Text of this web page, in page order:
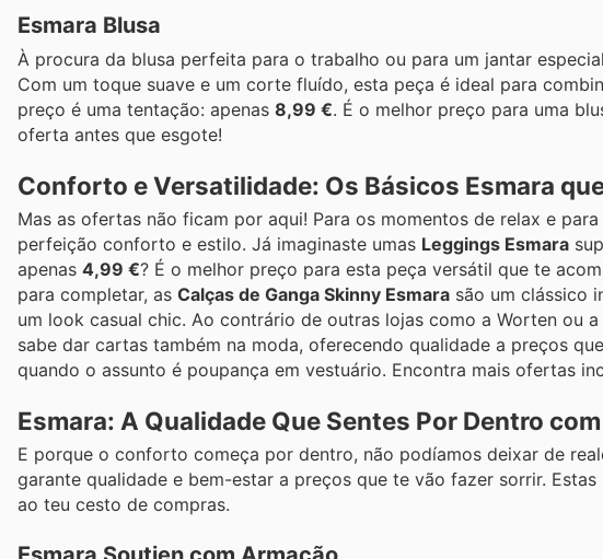
Esmara Blusa
À procura da blusa perfeita para o trabalho ou para um jantar
Com um toque suave e um corte fluído, esta peça é ideal para
preço é uma tentação: apenas 8,99 €. É o melhor preço para uma
oferta antes que esgote!
Conforto e Versatilidade: Os Básicos Esmara
Mas as ofertas não ficam por aqui! Para os momentos de relax e
perfeição conforto e estilo. Já imaginaste umas Leggings Esmara
apenas 4,99 €? É o melhor preço para esta peça versátil que te
para completar, as Calças de Ganga Skinny Esmara são um clássico
um look casual chic. Ao contrário de outras lojas como a Worten ou
sabe dar cartas também na moda, oferecendo qualidade a preços
quando o assunto é poupança em vestuário. Encontra mais ofertas
Esmara: A Qualidade Que Sentes Por Dentro
E porque o conforto começa por dentro, não podíamos deixar de
garante qualidade e bem-estar a preços que te vão fazer sorrir.
ao teu cesto de compras.